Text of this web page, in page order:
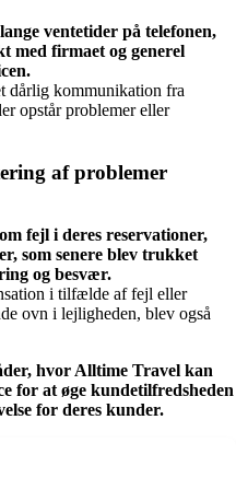
ventetider på telefonen,
med firmaet og generel
dårlig kommunikation fra
opstår problemer eller
af problemer
fejl i deres reservationer,
som senere blev trukket
og besvær.
i tilfælde af fejl eller
ovn i lejligheden, blev også
hvor Alltime Travel kan
for at øge kundetilfredsheden
for deres kunder.